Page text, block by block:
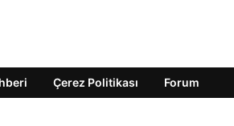
Çerez Politikası Forum